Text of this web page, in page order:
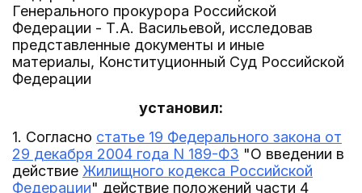
Генерального прокурора Российской
Федерации - Т.А. Васильевой, исследовав
представленные документы и иные
материалы, Конституционный Суд Российской
Федерации
установил:
1. Согласно статье 19 Федерального закона от
29 декабря 2004 года N 189-ФЗ "О введении в
действие Жилищного кодекса Российской
Федерации" действие положений части 4